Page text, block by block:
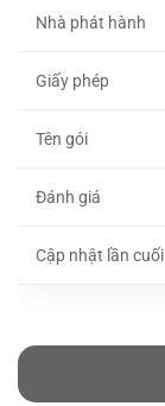
Nhà phát hành
Giấy phép
Tên gói
Đánh giá
Cập nhật lần cuối